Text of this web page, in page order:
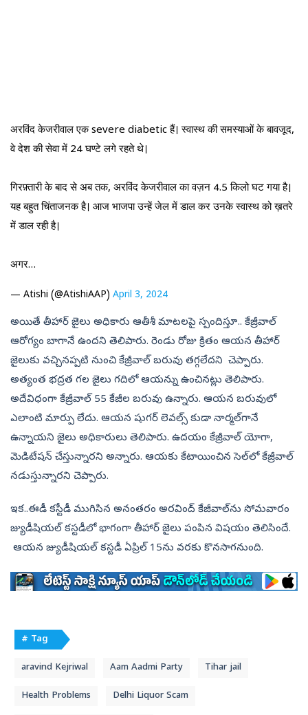
अरविंद केजरीवाल एक severe diabetic हैं। स्वास्थ की समस्याओं के बावजूद,
वे देश की सेवा में 24 घण्टे लगे रहते थे।
गिरफ़्तारी के बाद से अब तक, अरविंद केजरीवाल का वज़न 4.5 किलो घट गया है।
यह बहुत चिंताजनक है। आज भाजपा उन्हें जेल में डाल कर उनके स्वास्थ को ख़तरे
में डाल रही है।
अगर…
— Atishi (@AtishiAAP) April 3, 2024
అయితే తీహార్‌ జైలు అధికారు ఆతీశీ మాటలపై స్పందిస్తూ.. కేజ్రీవాల్‌
ఆరోగ్యం బాగానే ఉందని తెలిపారు. రెండు రోజు క్రితం ఆయన తీహార్‌
జైలుకు వచ్చినప్పటి నుంచి కేజ్రీవాల్‌ బరువు తగ్గలేదని చెప్పారు.
అత్యంత భద్రత గల జైలు గదిలో ఆయన్ను ఉంచినట్లు తెలిపారు.
అదేవిధంగా కేజ్రీవాల్‌ 55 కేజీల బరువు ఉన్నారు. ఆయన బరువులో
ఎలాంటి మార్పు లేదు. ఆయన షుగర్‌ లెవల్స్‌ కుడా నార్మల్‌గానే
ఉన్నాయని జైలు అధికారులు తెలిపారు. ఉదయం కేజ్రీవాల్‌ యోగా,
మెడిటేషన్‌ చేస్తున్నారని అ‍న్నారు. ఆయకు కేటాయించిన సెల్‌లో కేజ్రీవాల్‌
నడుస్తున్నారని చెప్పారు.
ఇక..ఈడీ కస్టీడీ ముగిసిన అనంతరం అరవింద్‌ కేజీవాల్‌ను సోమవారం
జ్యుడీషియల్‌ కస్టడీలో భాగంగా తీహార్‌ జైలు పంపిన విషయం తెలిసిందే.
ఆయన జ్యుడీషియల్‌ కస్టడీ ఏప్రిల్‌ 15ను వరకు కొనసాగనుంది.
# Tag
aravind Kejriwal Aam Aadmi Party Tihar jail
Health Problems Delhi Liquor Scam